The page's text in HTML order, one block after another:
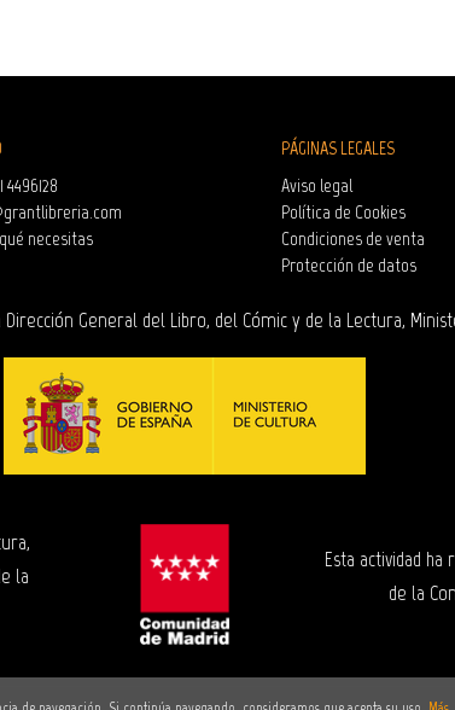
4496128
necesitas
PÁGINAS LEGALES
Aviso legal
Política de Cookies
Condiciones de venta
Protección de datos
General del Libro, del Cómic y de la Lectura,
la
Esta actividad
de la